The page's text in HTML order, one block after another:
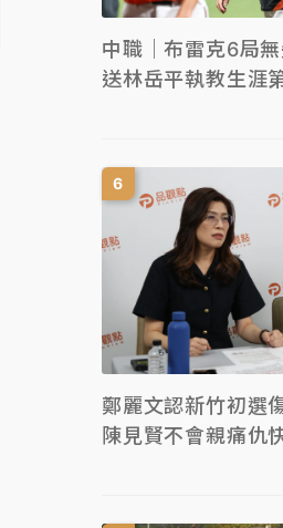
中職｜布雷克6局
送林岳平執教生涯
鄭麗文認新竹初選
陳見賢不會親痛仇